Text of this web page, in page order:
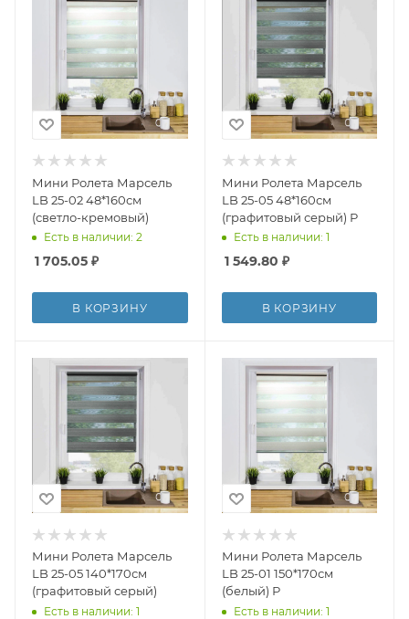
Мини Ролета Марсель
LB 25-02 48*160см
(светло-кремовый)
Есть в наличии: 2
1 705.05 ₽
В КОРЗИНУ
Мини Ролета Марсель
LB 25-05 48*160см
(графитовый серый) Р
Есть в наличии: 1
1 549.80 ₽
В КОРЗИНУ
Мини Ролета Марсель
LB 25-05 140*170см
(графитовый серый)
Есть в наличии: 1
Мини Ролета Марсель
LB 25-01 150*170см
(белый) Р
Есть в наличии: 1